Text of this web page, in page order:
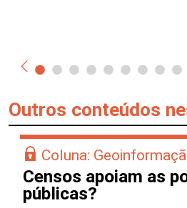
Outros conteúdos
Coluna:
Censos apoiam as
públicas?